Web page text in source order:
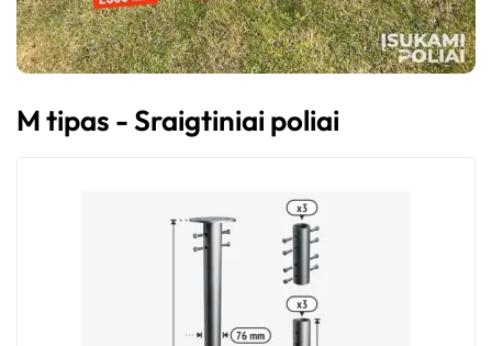
M tipas - Sraigtiniai poliai